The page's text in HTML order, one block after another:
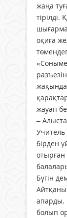
жаңа
оқиға
жауап
–
Учитель
бірден
отырған
Бүгін
апарды.
болып